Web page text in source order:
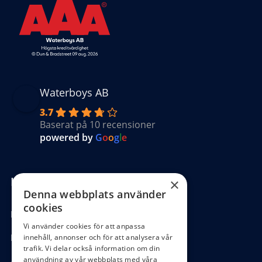
Waterboys AB
3.7
Baserat på 10 recensioner
powered by Google
Kundinformation
Köpvillkor
Hantering GDPR
×
Denna webbplats använder
cookies
Vi använder cookies för att anpassa
innehåll, annonser och för att analysera vår
trafik. Vi delar också information om din
användning av vår webbplats med våra